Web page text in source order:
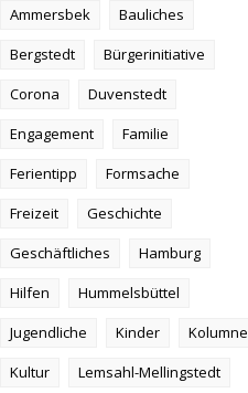
Ammersbek
Bauliches
Bergstedt
Bürgerinitiative
Corona
Duvenstedt
Engagement
Familie
Ferientipp
Formsache
Freizeit
Geschichte
Geschäftliches
Hamburg
Hilfen
Hummelsbüttel
Jugendliche
Kinder
Kolumne
Kultur
Lemsahl-Mellingstedt